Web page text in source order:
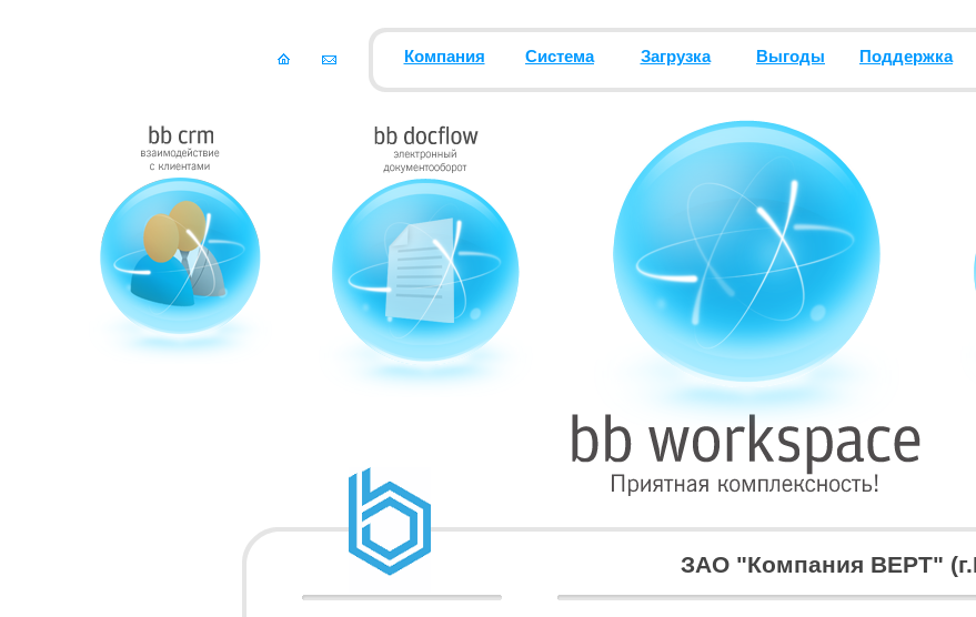
Компания Система Загрузка Выгоды Поддержка
ЗАО "Компания ВЕРТ"